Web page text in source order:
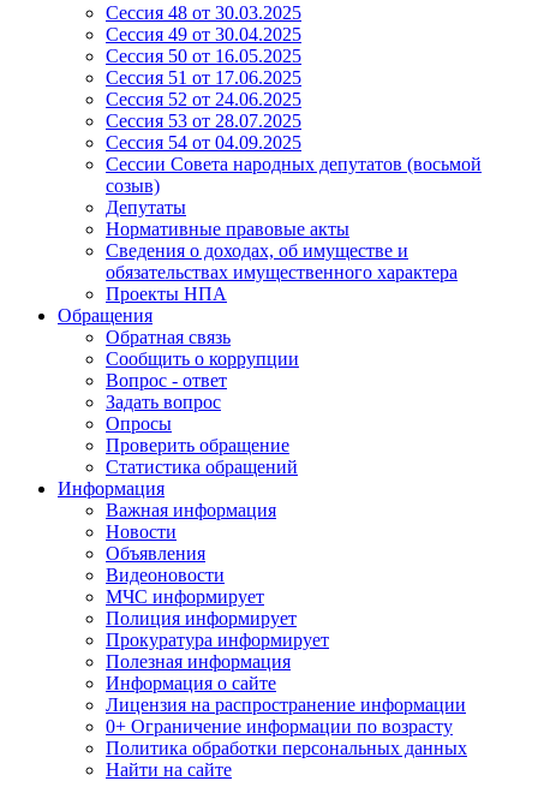
Сессия 48 от 30.03.2025
Сессия 49 от 30.04.2025
Сессия 50 от 16.05.2025
Сессия 51 от 17.06.2025
Сессия 52 от 24.06.2025
Сессия 53 от 28.07.2025
Сессия 54 от 04.09.2025
Сессии Совета народных депутатов (восьмой
созыв)
Депутаты
Нормативные правовые акты
Сведения о доходах, об имуществе и
обязательствах имущественного характера
Проекты НПА
Обращения
Обратная связь
Сообщить о коррупции
Вопрос - ответ
Задать вопрос
Опросы
Проверить обращение
Статистика обращений
Информация
Важная информация
Новости
Объявления
Видеоновости
МЧС информирует
Полиция информирует
Прокуратура информирует
Полезная информация
Информация о сайте
Лицензия на распространение информации
0+ Ограничение информации по возрасту
Политика обработки персональных данных
Найти на сайте